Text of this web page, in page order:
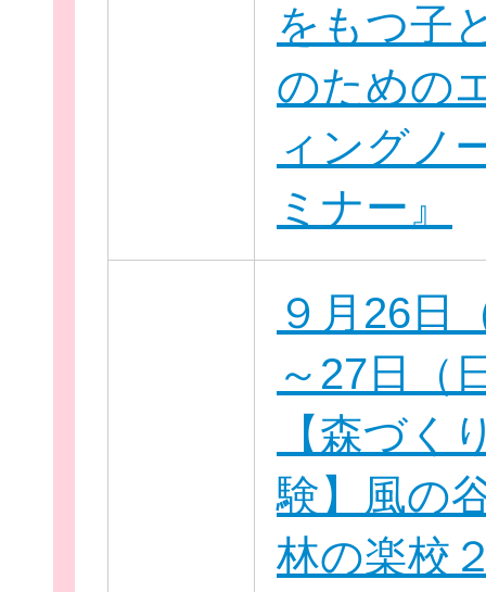
無料新規
をもつ子
のための
ィングノ
ミナー』
９月26日
～27日（
【森づく
験】風の
林の楽校